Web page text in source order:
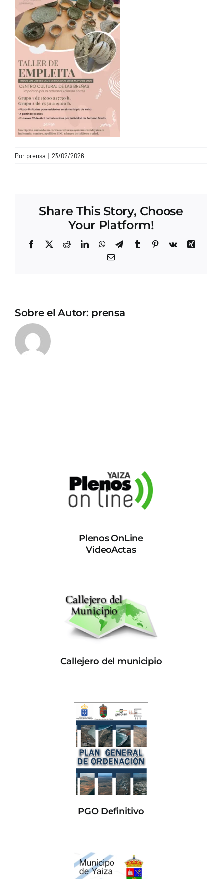
CONTACTO
Por prensa | 23/02/2026
Share This Story, Choose
Your Platform!
Facebook
X RedditLinkedInWhatsApp
TelegramTumblrPinterest
Vk
Xing
Correo
Sobre el Autor: prensa
Plenos OnLine
VideoActas
Callejero del municipio
PGO Definitivo